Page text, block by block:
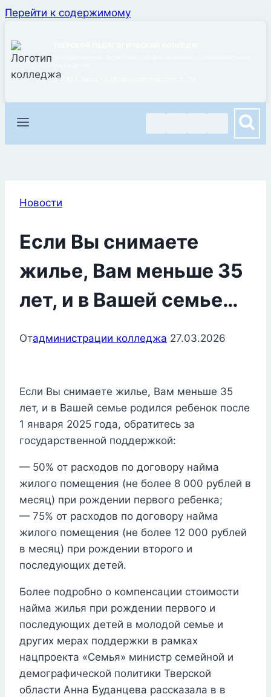
Перейти к содержимому
170043 г. Тверь, ул. Октябрьский проспект, д. 71А
Новости
Если Вы снимаете
жилье, Вам меньше 35
лет, и в Вашей семье…
Отадминистрации колледжа 27.03.2026
Если Вы снимаете жилье, Вам меньше 35
лет, и в Вашей семье родился ребенок после
1 января 2025 года, обратитесь за
государственной поддержкой:
— 50% от расходов по договору найма
жилого помещения (не более 8 000 рублей в
месяц) при рождении первого ребенка;
— 75% от расходов по договору найма
жилого помещения (не более 12 000 рублей
в месяц) при рождении второго и
последующих детей.
Более подробно о компенсации стоимости
найма жилья при рождении первого и
последующих детей в молодой семье и
других мерах поддержки в рамках
нацпроекта «Семья» министр семейной и
демографической политики Тверской
области Анна Буданцева рассказала в в